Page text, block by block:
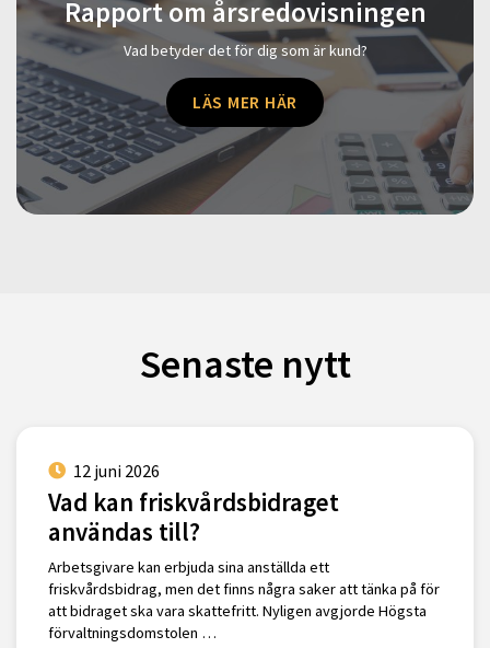
Rapport om årsredovisningen
Vad betyder det för dig som är kund?
LÄS MER HÄR
Senaste nytt
12 juni 2026
Vad kan friskvårdsbidraget
användas till?
Arbetsgivare kan erbjuda sina anställda ett
friskvårdsbidrag, men det finns några saker att tänka på för
att bidraget ska vara skattefritt. Nyligen avgjorde Högsta
förvaltningsdomstolen …